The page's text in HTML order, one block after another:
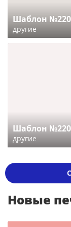
Шаблон
другие
Шаблон
другие
Новые